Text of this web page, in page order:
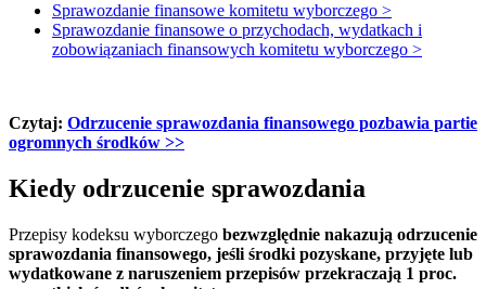
Sprawozdanie finansowe komitetu wyborczego >
Sprawozdanie finansowe o przychodach, wydatkach i
zobowiązaniach finansowych komitetu wyborczego >
Czytaj: Odrzucenie sprawozdania finansowego pozbawia partie
ogromnych środków >>
Kiedy odrzucenie sprawozdania
Przepisy kodeksu wyborczego bezwzględnie nakazują odrzucenie
sprawozdania finansowego, jeśli środki pozyskane, przyjęte lub
wydatkowane z naruszeniem przepisów przekraczają 1 proc.